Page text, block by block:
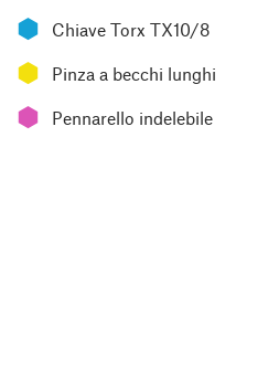
⬢ Chiave Torx TX10/8
⬢ Pinza a becchi lunghi
⬢ Pennarello indelebile